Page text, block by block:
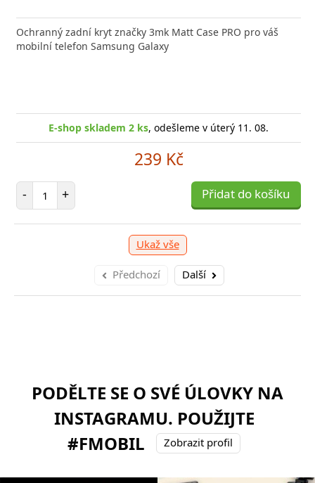
Ochranný zadní kryt značky 3mk Matt Case PRO pro váš
mobilní telefon Samsung Galaxy
E-shop skladem 2 ks, odešleme v úterý 11. 08.
239 Kč
- Počet položek
+ Přidat do košíku
Ukaž vše
Předchozí Další
PODĚLTE SE O SVÉ ÚLOVKY NA
INSTAGRAMU. POUŽIJTE
#FMOBIL
Zobrazit profil